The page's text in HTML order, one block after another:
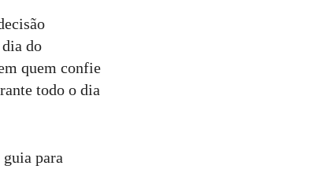
do
quem confie
todo o dia
para